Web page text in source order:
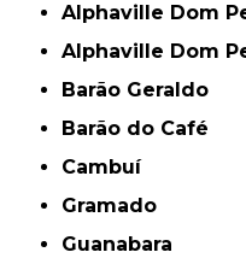
Alphaville Dom
Alphaville Dom
Barão Geraldo
Barão do Café
Cambuí
Gramado
Guanabara